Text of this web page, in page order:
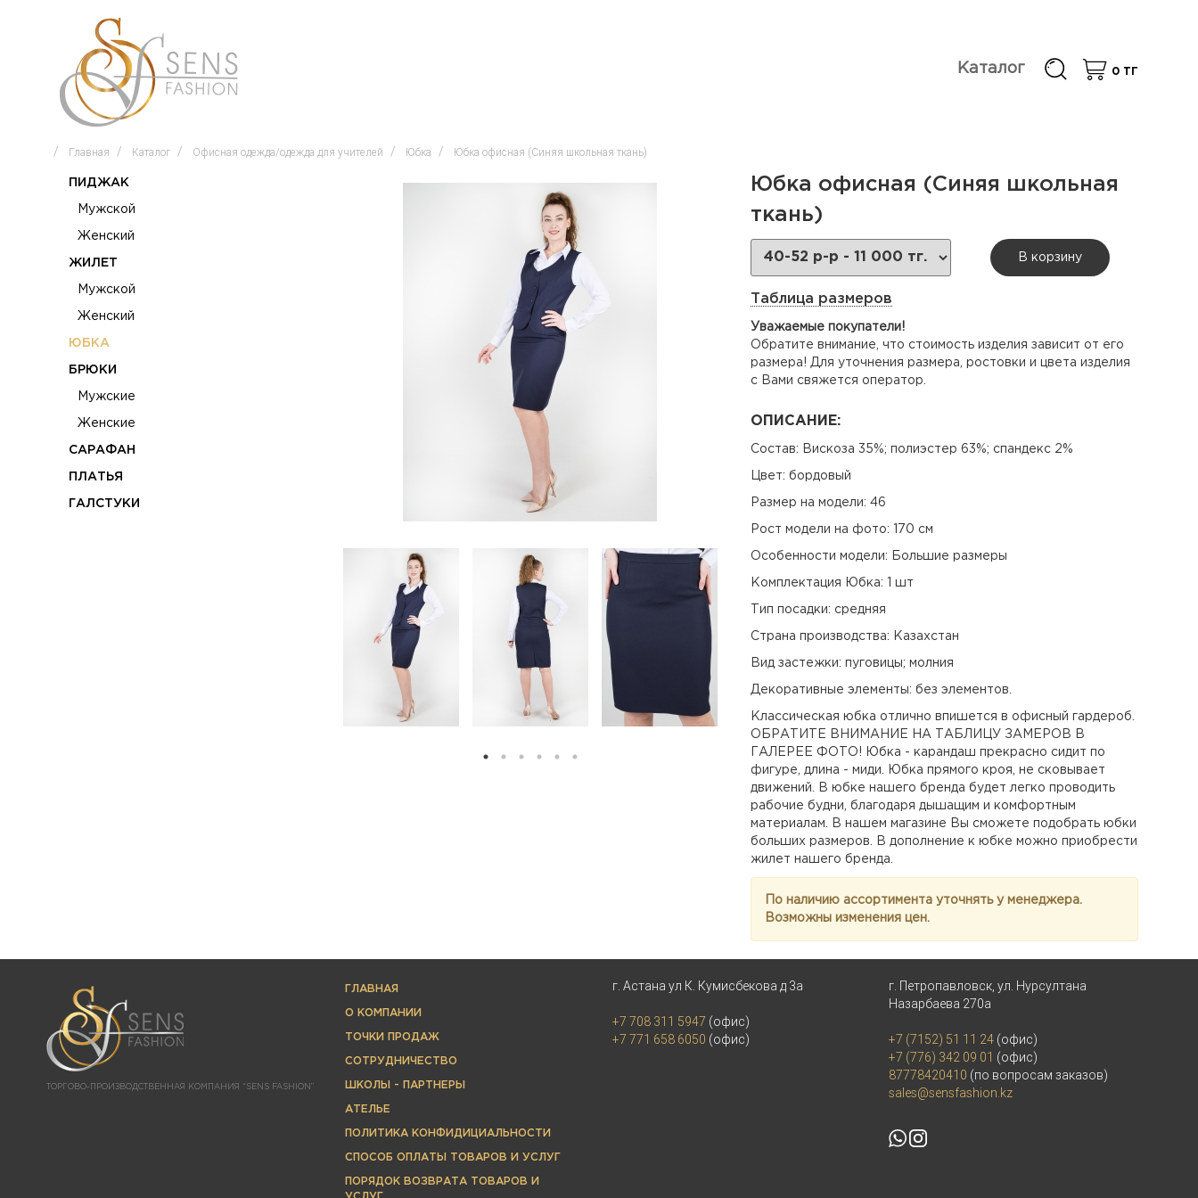
Каталог 0 ТГ
Главная Каталог Офисная одежда/одежда для учителей Юбка Юбка офисная (Синяя школьная ткань)
ПИДЖАК
Мужской
Женский
ЖИЛЕТ
Мужской
Женский
ЮБКА
БРЮКИ
Мужские
Женские
САРАФАН
ПЛАТЬЯ
ГАЛСТУКИ
Юбка офисная (Синяя школьная
ткань)
В корзину
Таблица размеров
Уважаемые покупатели!
Обратите внимание, что стоимость изделия зависит от его
размера! Для уточнения размера, ростовки и цвета изделия
с Вами свяжется оператор.
ОПИСАНИЕ:
Состав: Вискоза 35%; полиэстер 63%; спандекс 2%
Цвет: бордовый
Размер на модели: 46
Рост модели на фото: 170 см
Особенности модели: Большие размеры
Комплектация Юбка: 1 шт
Тип посадки: средняя
Страна производства: Казахстан
Вид застежки: пуговицы; молния
Декоративные элементы: без элементов.
Классическая юбка отлично впишется в офисный гардероб.
ОБРАТИТЕ ВНИМАНИЕ НА ТАБЛИЦУ ЗАМЕРОВ В
ГАЛЕРЕЕ ФОТО! Юбка - карандаш прекрасно сидит по
фигуре, длина - миди. Юбка прямого кроя, не сковывает
движений. В юбке нашего бренда будет легко проводить
рабочие будни, благодаря дышащим и комфортным
материалам. В нашем магазине Вы сможете подобрать юбки
больших размеров. В дополнение к юбке можно приобрести
жилет нашего бренда.
По наличию ассортимента уточнять у менеджера.
Возможны изменения цен.
ТОРГОВО-ПРОИЗВОДСТВЕННАЯ КОМПАНИЯ “SENS FASHION”
ГЛАВНАЯ
О КОМПАНИИ
ТОЧКИ ПРОДАЖ
СОТРУДНИЧЕСТВО
ШКОЛЫ - ПАРТНЕРЫ
АТЕЛЬЕ
ПОЛИТИКА КОНФИДИЦИАЛЬНОСТИ
СПОСОБ ОПЛАТЫ ТОВАРОВ И УСЛУГ
ПОРЯДОК ВОЗВРАТА ТОВАРОВ И
г. Астана ул К. Кумисбекова д 3а
+7 708 311 5947 (офис)
+7 771 658 6050 (офис)
г. Петропавловск, ул. Нурсултана
Назарбаева 270а
+7 (7152) 51 11 24 (офис)
+7 (776) 342 09 01 (офис)
87778420410 (по вопросам заказов)
sales@sensfashion.kz